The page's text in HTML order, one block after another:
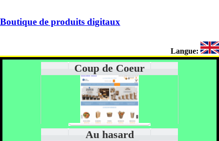
Boutique de produits digitaux
Langue:
Coup de Coeur
Au hasard